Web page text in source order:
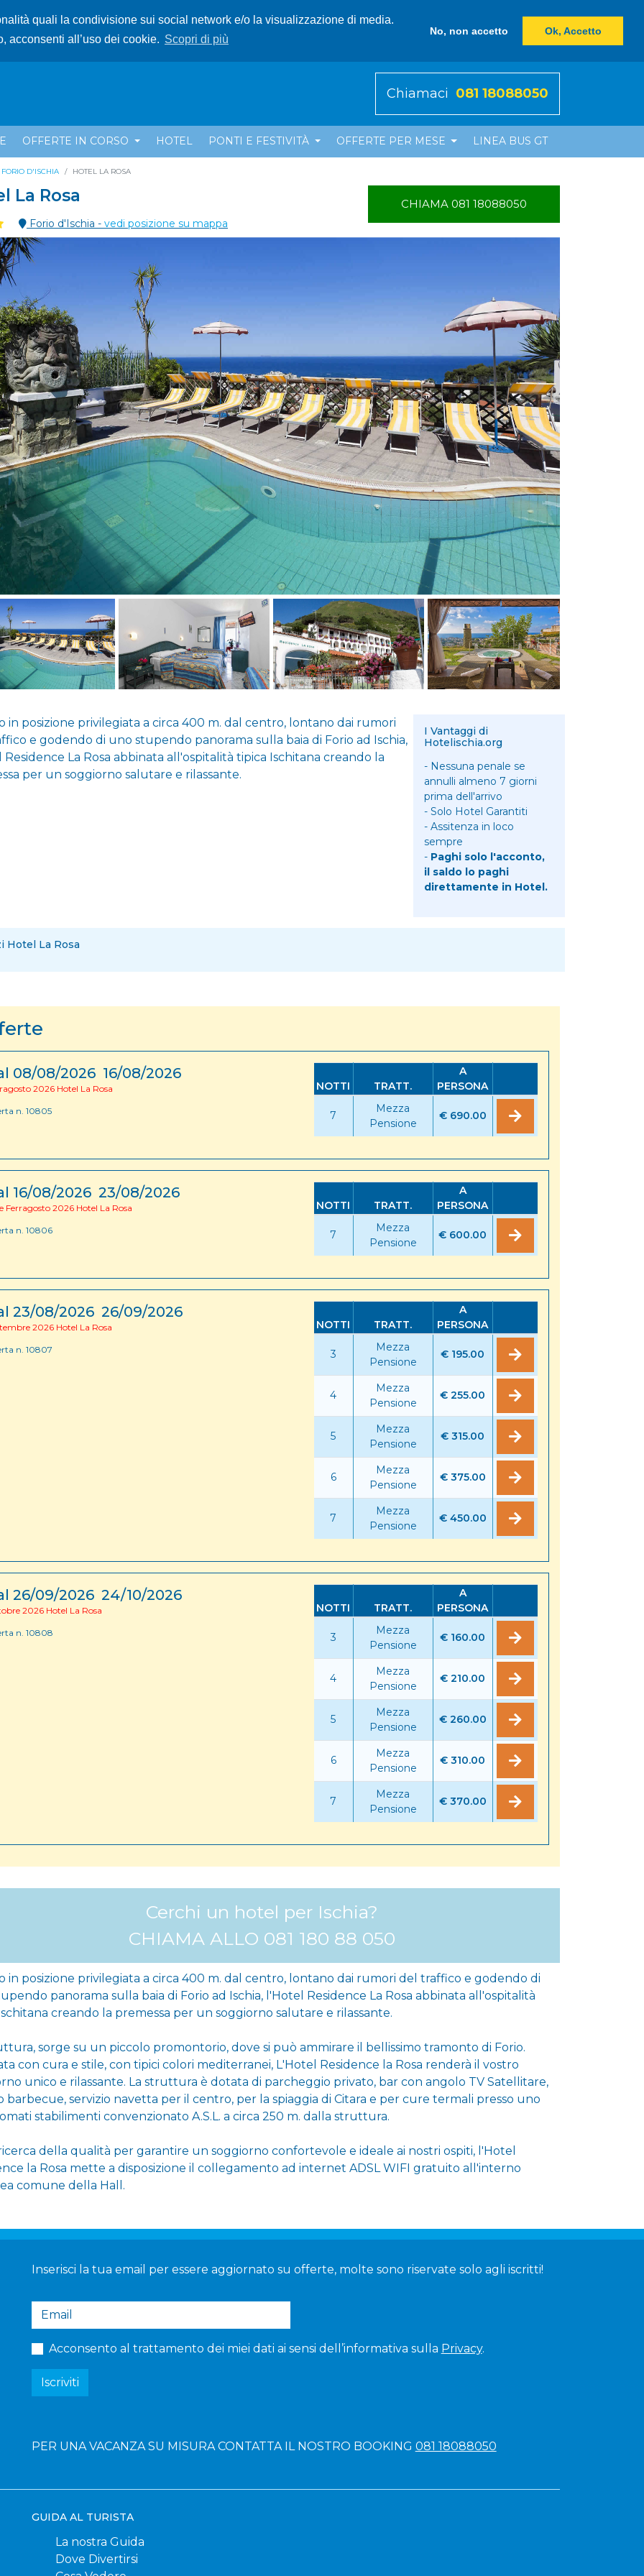
quali la condivisione sui social network e/o la visualizzazione di media.
acconsenti all’uso dei cookie. Scopri di più
No, non accetto Ok, Accetto
Chiamaci 081 18088050
OFFERTE IN CORSO HOTEL PONTI E FESTIVITÀ OFFERTE PER MESE LINEA BUS GT
FORIO D'ISCHIA HOTEL LA ROSA
La Rosa
Forio d'Ischia - vedi posizione su mappa
CHIAMA 081 18088050
in posizione privilegiata a circa 400 m. dal centro, lontano dai rumori
e godendo di uno stupendo panorama sulla baia di Forio ad Ischia,
Residence La Rosa abbinata all'ospitalità tipica Ischitana creando la
per un soggiorno salutare e rilassante.
I Vantaggi di
Hotelischia.org
- Nessuna penale se
annulli almeno 7 giorni
prima dell'arrivo
- Solo Hotel Garantiti
- Assitenza in loco
sempre
- Paghi solo l'acconto,
il saldo lo paghi
direttamente in Hotel.
Hotel La Rosa
08/08/2026 16/08/2026
2026 Hotel La Rosa
n. 10805
NOTTI TRATT.
A
PERSONA
7
Mezza
Pensione
€ 690.00
16/08/2026 23/08/2026
Ferragosto 2026 Hotel La Rosa
n. 10806
NOTTI TRATT.
A
PERSONA
7
Mezza
Pensione
€ 600.00
23/08/2026 26/09/2026
2026 Hotel La Rosa
n. 10807
NOTTI TRATT.
A
PERSONA
3
Mezza
Pensione
€ 195.00
4
Mezza
Pensione
€ 255.00
5
Mezza
Pensione
€ 315.00
6
Mezza
Pensione
€ 375.00
7
Mezza
Pensione
€ 450.00
26/09/2026 24/10/2026
2026 Hotel La Rosa
n. 10808
NOTTI TRATT.
A
PERSONA
3
Mezza
Pensione
€ 160.00
4
Mezza
Pensione
€ 210.00
5
Mezza
Pensione
€ 260.00
6
Mezza
Pensione
€ 310.00
7
Mezza
Pensione
€ 370.00
Cerchi un hotel per Ischia?
CHIAMA ALLO 081 180 88 050
in posizione privilegiata a circa 400 m. dal centro, lontano dai rumori del traffico e godendo di
panorama sulla baia di Forio ad Ischia, l'Hotel Residence La Rosa abbinata all'ospitalità
creando la premessa per un soggiorno salutare e rilassante.
sorge su un piccolo promontorio, dove si può ammirare il bellissimo tramonto di Forio.
con cura e stile, con tipici colori mediterranei, L'Hotel Residence la Rosa renderà il vostro
unico e rilassante. La struttura è dotata di parcheggio privato, bar con angolo TV Satellitare,
barbecue, servizio navetta per il centro, per la spiaggia di Citara e per cure termali presso uno
stabilimenti convenzionato A.S.L. a circa 250 m. dalla struttura.
della qualità per garantire un soggiorno confortevole e ideale ai nostri ospiti, l'Hotel
la Rosa mette a disposizione il collegamento ad internet ADSL WIFI gratuito all'interno
comune della Hall.
Inserisci la tua email per essere aggiornato su offerte, molte sono riservate solo agli iscritti!
Acconsento al trattamento dei miei dati ai sensi dell’informativa sulla Privacy.
Iscriviti
PER UNA VACANZA SU MISURA CONTATTA IL NOSTRO BOOKING 081 18088050
GUIDA AL TURISTA
La nostra Guida
Dove Divertirsi